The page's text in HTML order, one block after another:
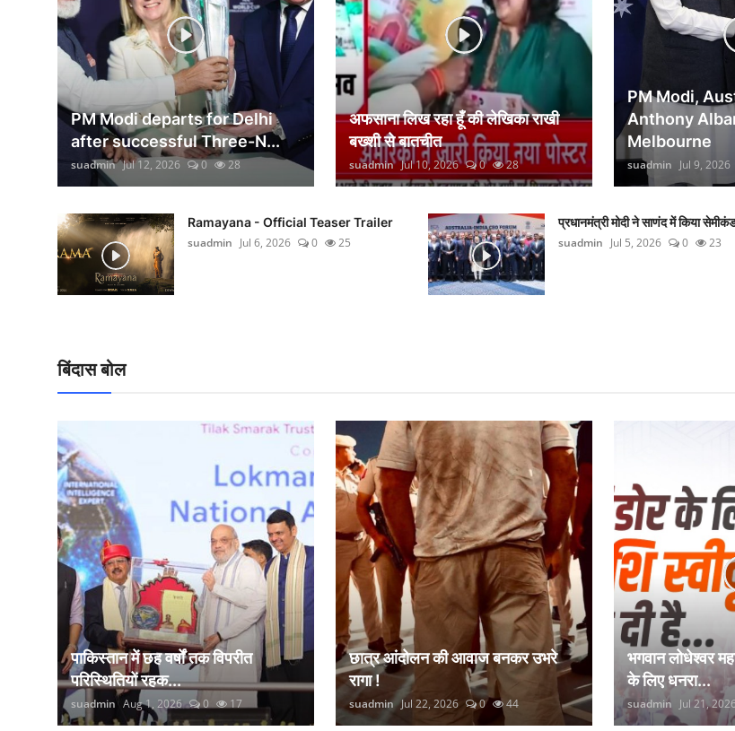
वीकेंड लाइफ
अंतर्राष्ट्रीय
सांस्कृतिक
विज्ञान - तकनीक
ग्राम - पंचायत
PM Modi departs for Delhi
after successful Three-N...
suadmin Jul 12, 2026 0 28
अफसाना लिख रहा हूँ की लेखिका राखी
बख्शी से बातचीत
suadmin Jul 10, 2026 0 28
PM Modi,
Anthony
Melbourne
suadmin Jul 9, 2026
Ramayana - Official Teaser Trailer
suadmin Jul 6, 2026 0 25
प्रधानमंत्री मोदी ने साणंद में किया
suadmin Jul 5, 2026 0 23
बिंदास बोल
पाकिस्तान में छह वर्षों तक विपरीत
परिस्थितियों रहक...
suadmin Aug 1, 2026 0 17
छात्र आंदोलन की आवाज बनकर उभरे
रागा !
suadmin Jul 22, 2026 0 44
भगवान लोधेश्वर
के लिए धनरा...
suadmin Jul 21, 2026